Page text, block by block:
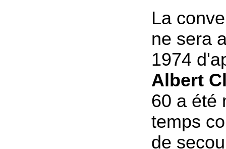
La
ne sera
1974
Albert
60 a été
temps
de